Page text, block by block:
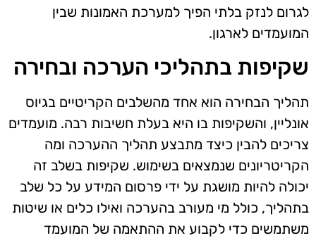
לגרום לנזק בלתי הפיך למערכת האמונות שבין
המועמדים לארגון.
שקיפות בתהליכי הערכה ובחירה
תהליך הבחירה הוא אחד מהשלבים הקריטיים בגיוס
אונליין, והשקיפות בו היא בעלת חשיבות רבה. מועמדים
צריכים להבין כיצד מתבצע תהליך ההערכה ומה
הקריטריונים שנמצאים בשימוש. שקיפות בשלב זה
יכולה להיות מושגת על ידי פרסום המידע על כל שלב
בתהליך, כולל מי מעורב בהערכה ואילו כלים או שיטות
משתמשים כדי לקבוע את ההתאמה של המועמד